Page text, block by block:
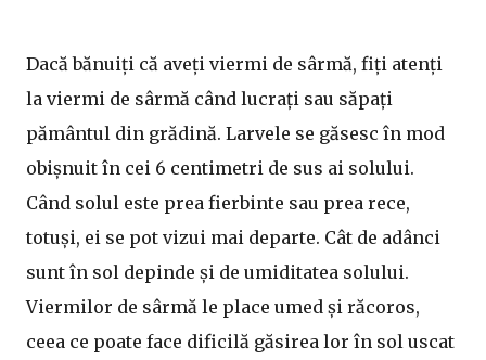
Dacă bănuiți că aveți viermi de sârmă, fiți atenți
la viermi de sârmă când lucrați sau săpați
pământul din grădină. Larvele se găsesc în mod
obișnuit în cei 6 centimetri de sus ai solului.
Când solul este prea fierbinte sau prea rece,
totuși, ei se pot vizui mai departe. Cât de adânci
sunt în sol depinde și de umiditatea solului.
Viermilor de sârmă le place umed și răcoros,
ceea ce poate face dificilă găsirea lor în sol uscat